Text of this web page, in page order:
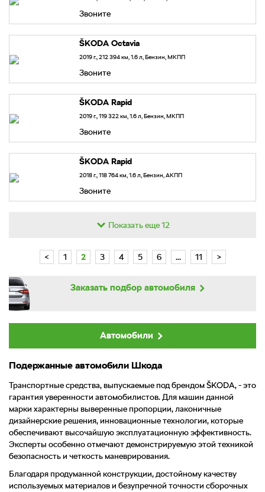
Звоните
Skoda Octavia
2019 г., 212 394 км, 1.6 л, Бензин, МКПП
Звоните
Skoda Rapid
2019 г., 119 322 км, 1.6 л, Бензин, МКПП
Звоните
Skoda Rapid
2018 г., 118 764 км, 1.6 л, Бензин, АКПП
Звоните
Показать еще12
< 1 2 3 4 5 6 ... 11 >
Заказать подбор автомобиля
Автомобили
Подержанные автомобили Шкода
Транспортные средства, выпускаемые под брендомSkoda, - это
гарантия уверенности автомобилистов. Для машин данной
марки характерны выверенные пропорции, лаконичные
дизайнерские решения, инновационные технологии, которые
обеспечивают высочайшую эксплуатационную эффективность.
Эксперты особенно отмечают демонстрируемую этой техникой
безопасность и четкость маневрирования.
Благодаря продуманной конструкции, достойному качеству
используемых материалов и безупречной точности сборочных